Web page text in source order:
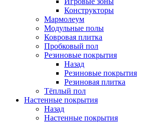
Конструкторы
Мармолеум
Модульные полы
Ковровая плитка
Пробковый пол
Резиновые покрытия
Назад
Резиновые покрытия
Резиновая плитка
Тёплый пол
Настенные покрытия
Назад
Настенные покрытия